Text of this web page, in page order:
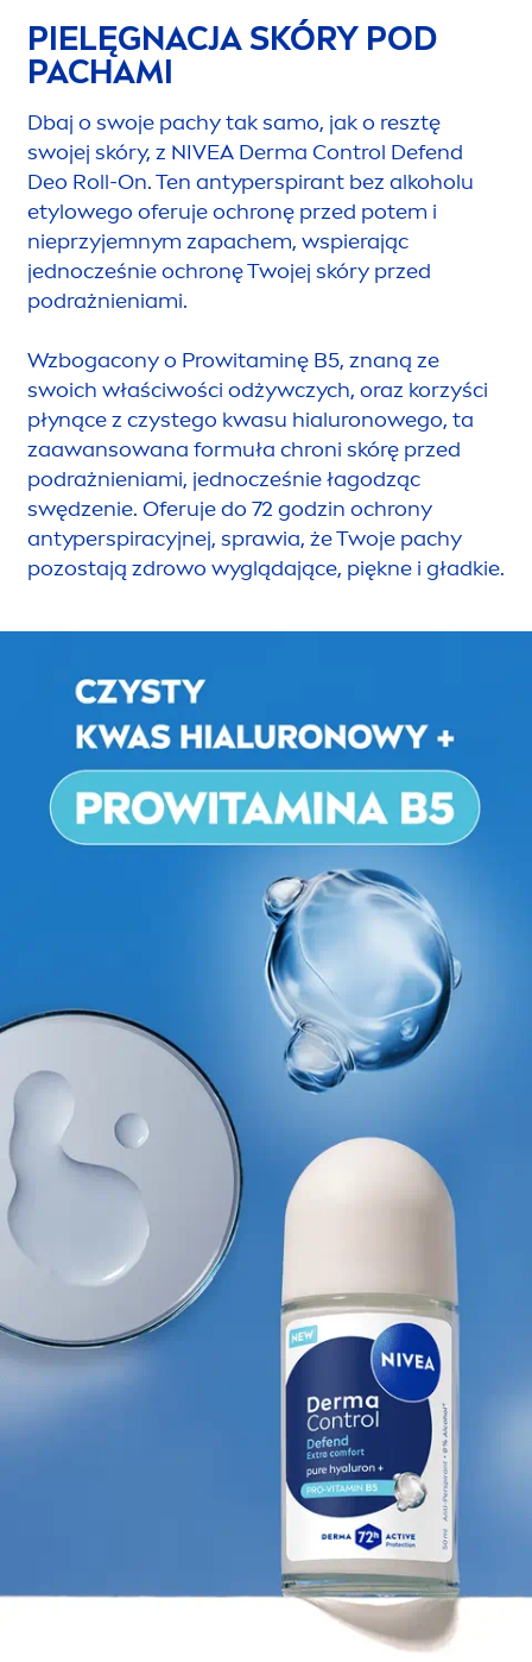
PIELĘGNACJA SKÓRY POD
PACHAMI
Dbaj o swoje pachy tak samo, jak o resztę
swojej skóry, z NIVEA Derma Control Defend
Deo Roll-On. Ten antyperspirant bez alkoholu
etylowego oferuje ochronę przed potem i
nieprzyjemnym zapachem, wspierając
jednocześnie ochronę Twojej skóry przed
podrażnieniami.
Wzbogacony o Prowitaminę B5, znaną ze
swoich właściwości odżywczych, oraz korzyści
płynące z czystego kwasu hialuronowego, ta
zaawansowana formuła chroni skórę przed
podrażnieniami, jednocześnie łagodząc
swędzenie. Oferuje do 72 godzin ochrony
antyperspiracyjnej, sprawia, że Twoje pachy
pozostają zdrowo wyglądające, piękne i gładkie.